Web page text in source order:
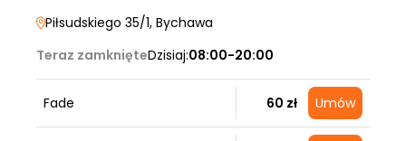
Piłsudskiego 35/1, Bychawa
Teraz zamknięteDzisiaj:08:00-20:00
Fade 60 zł Umów